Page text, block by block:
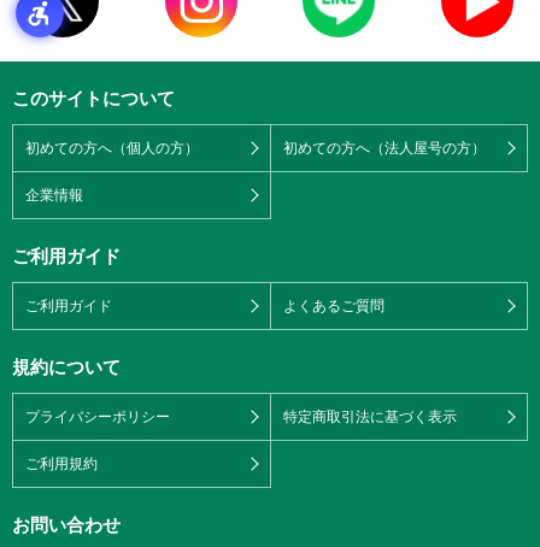
このサイトについて
初めての方へ（個人の方） 初めての方へ（法人屋号の方）
企業情報
ご利用ガイド
ご利用ガイド よくあるご質問
規約について
プライバシーポリシー 特定商取引法に基づく表示
ご利用規約
お問い合わせ